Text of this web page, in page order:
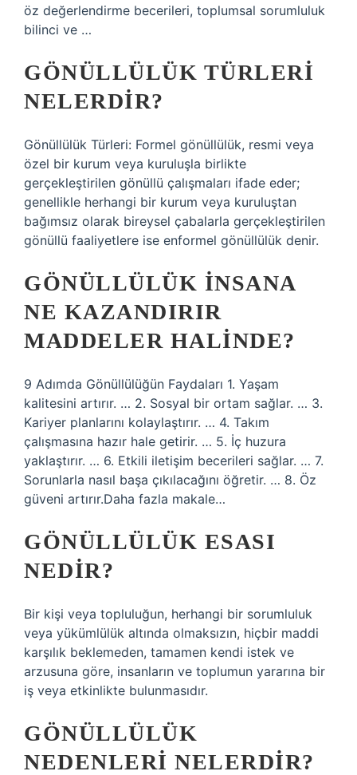
öz değerlendirme becerileri, toplumsal sorumluluk
bilinci ve …
GÖNÜLLÜLÜK TÜRLERI
NELERDIR?
Gönüllülük Türleri: Formel gönüllülük, resmi veya
özel bir kurum veya kuruluşla birlikte
gerçekleştirilen gönüllü çalışmaları ifade eder;
genellikle herhangi bir kurum veya kuruluştan
bağımsız olarak bireysel çabalarla gerçekleştirilen
gönüllü faaliyetlere ise enformel gönüllülük denir.
GÖNÜLLÜLÜK INSANA
NE KAZANDIRIR
MADDELER HALINDE?
9 Adımda Gönüllülüğün Faydaları 1. Yaşam
kalitesini artırır. … 2. Sosyal bir ortam sağlar. … 3.
Kariyer planlarını kolaylaştırır. … 4. Takım
çalışmasına hazır hale getirir. … 5. İç huzura
yaklaştırır. … 6. Etkili iletişim becerileri sağlar. … 7.
Sorunlarla nasıl başa çıkılacağını öğretir. … 8. Öz
güveni artırır.Daha fazla makale…
GÖNÜLLÜLÜK ESASI
NEDIR?
Bir kişi veya topluluğun, herhangi bir sorumluluk
veya yükümlülük altında olmaksızın, hiçbir maddi
karşılık beklemeden, tamamen kendi istek ve
arzusuna göre, insanların ve toplumun yararına bir
iş veya etkinlikte bulunmasıdır.
GÖNÜLLÜLÜK
NEDENLERI NELERDIR?